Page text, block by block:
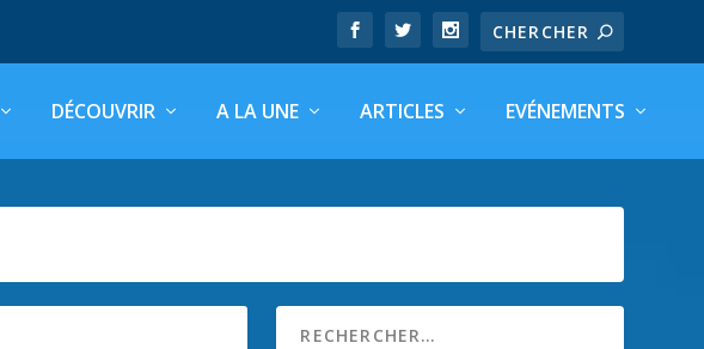
DÉCOUVRIR A LA UNE ARTICLES EVÉNEMENTS